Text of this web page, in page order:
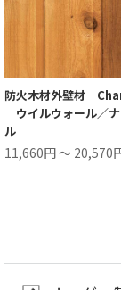
防火木材外壁材
ウイルウォール／
ル
11,660円 ～ 20,570